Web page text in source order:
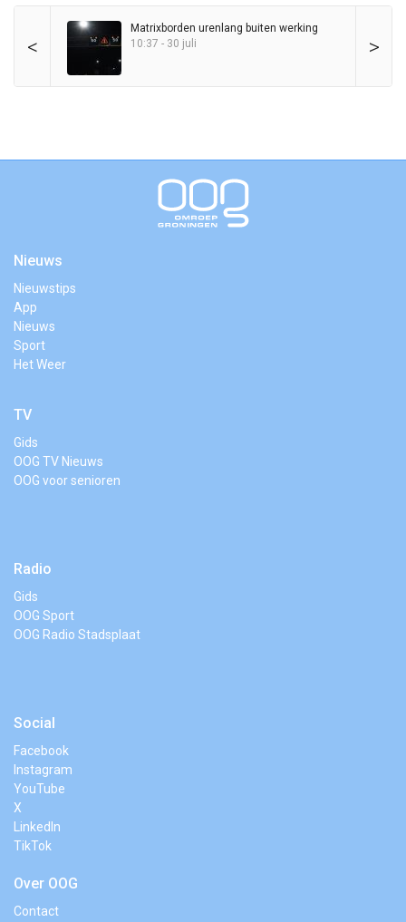
< >
Matrixborden urenlang buiten werking
10:37 - 30 juli
Nieuws
Nieuwstips
App
Nieuws
Sport
Het Weer
TV
Gids
OOG TV Nieuws
OOG voor senioren
Radio
Gids
OOG Sport
OOG Radio Stadsplaat
Social
Facebook
Instagram
YouTube
X
LinkedIn
TikTok
Over OOG
Contact